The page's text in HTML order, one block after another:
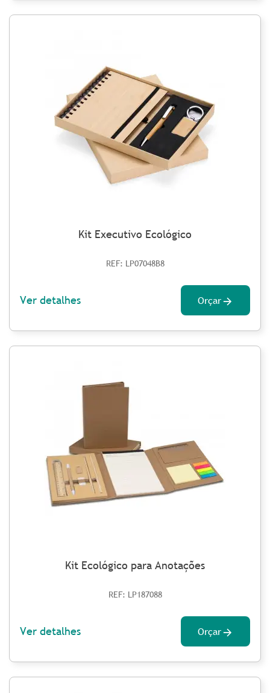
Kit Executivo Ecológico
REF: LP07048B8
Ver detalhes Orçar
Kit Ecológico para Anotações
REF: LP187088
Ver detalhes Orçar